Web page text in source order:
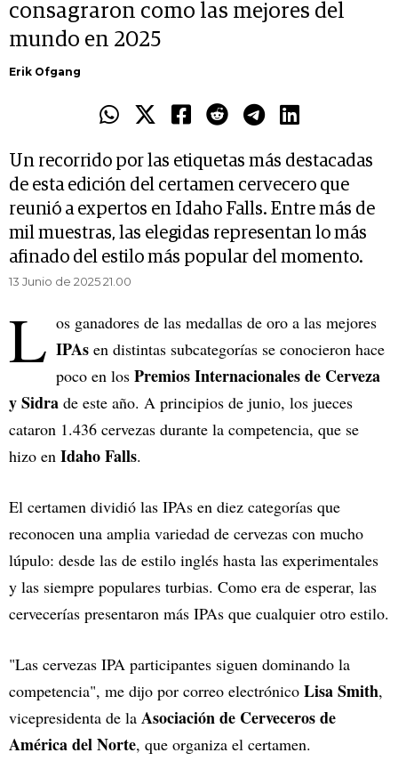
consagraron como las mejores del
mundo en 2025
Erik Ofgang
Un recorrido por las etiquetas más destacadas
de esta edición del certamen cervecero que
reunió a expertos en Idaho Falls. Entre más de
mil muestras, las elegidas representan lo más
afinado del estilo más popular del momento.
13 Junio de 2025 21.00
L os ganadores de las medallas de oro a las mejores
IPAs en distintas subcategorías se conocieron hace
poco en los Premios Internacionales de Cerveza
y Sidra de este año. A principios de junio, los jueces
cataron 1.436 cervezas durante la competencia, que se
hizo en Idaho Falls.
El certamen dividió las IPAs en diez categorías que
reconocen una amplia variedad de cervezas con mucho
lúpulo: desde las de estilo inglés hasta las experimentales
y las siempre populares turbias. Como era de esperar, las
cervecerías presentaron más IPAs que cualquier otro estilo.
"Las cervezas IPA participantes siguen dominando la
competencia", me dijo por correo electrónico Lisa Smith,
vicepresidenta de la Asociación de Cerveceros de
América del Norte, que organiza el certamen.